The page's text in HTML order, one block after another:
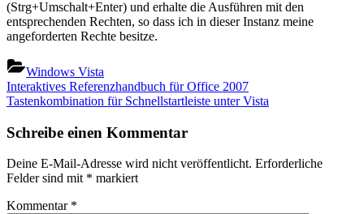
(Strg+Umschalt+Enter) und erhalte die Ausführen mit den
entsprechenden Rechten, so dass ich in dieser Instanz meine
angeforderten Rechte besitze.
Windows Vista
Beitragsnavigation
Previous
Post:
Interaktives Referenzhandbuch für Office 2007
Next
Tastenkombination für Schnellstartleiste unter Vista
Schreibe einen Kommentar
Deine E-Mail-Adresse wird nicht veröffentlicht. Erforderliche
Felder sind mit * markiert
Kommentar *